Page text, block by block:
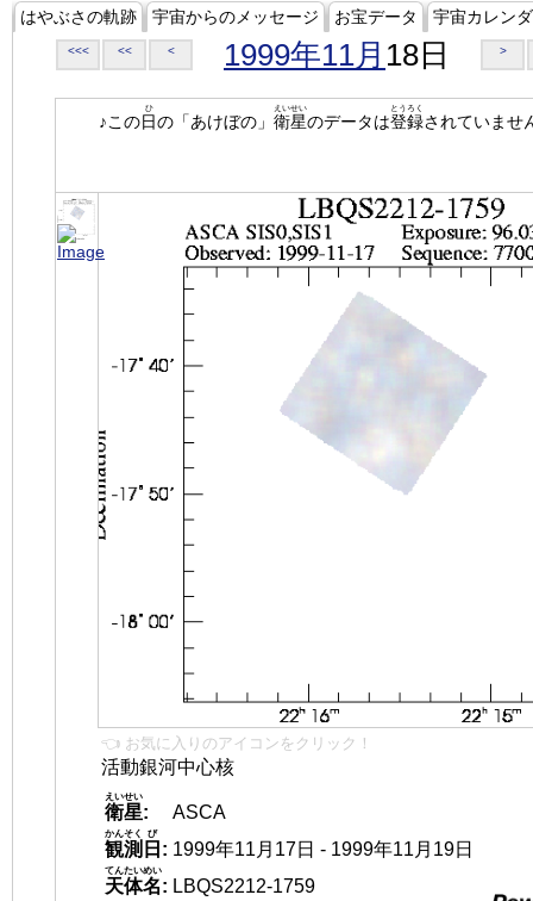
はやぶさの軌跡 宇宙からのメッセージ お宝データ 宇宙カレン
<<< << < 1999年11月 18日 >
♪この日
ひ
の「あけぼの」 衛星
えいせい
のデータは登録
とうろく
されていませ
👈 お気に入りのアイコンをクリック！
活動銀河中心核
衛星
えいせい
:
ASCA
観測
かんそく
日
び
: 1999年11月17日 - 1999年11月19日
天体名
てんたいめい
: LBQS2212-1759